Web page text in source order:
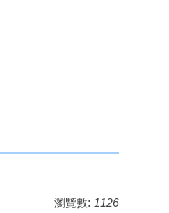
瀏覽數: 1126